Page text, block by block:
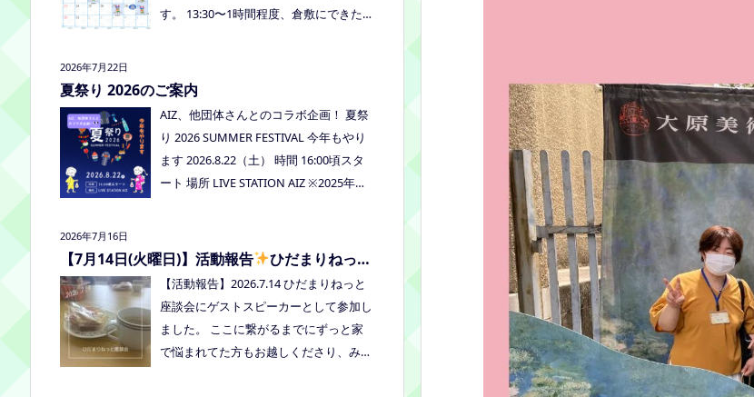
す。 13:30〜1時間程度、倉敷にできた通
いてなど、聞いてみましょう！ 事前に
しゃべりしましょう！ 日時：8月29日
者、うえまつフリースクールの保護者と
お子さま(10組程度） ※お子さまお一人
での参加はできません。必ず保護者の方
とお越しください。 ※定員に達し次第締
め切らせていただきます。 参加費：中
2026年7月22日
夏祭り 2026のご案内
AIZ、他団体さんとのコラボ企画！ 夏祭
り 2026 SUMMER FESTIVAL 今年もやり
ます 2026.8.22（土） 時間 16:00頃スタ
ート 場所 LIVE STATION AIZ ※2025年の
2026年7月16日
【7月14日(火曜日)】活動報告
ひだまりねっと
座談会に参加しました【活動報告】2026.7.14 ひだまりねっと
座談会にゲストスピーカーとして参加し
ました。 ここに繋がるまでにずっと家
で悩まれてた方もお越しくださり、みん